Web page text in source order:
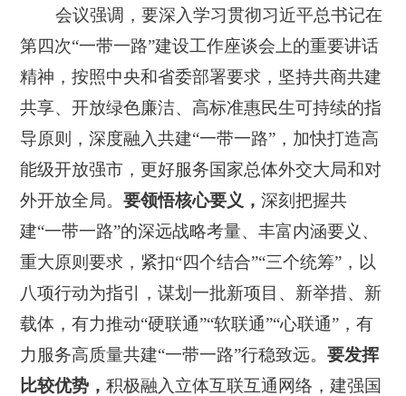
会议强调，要深入学习贯彻习近平总书记在
第四次“一带一路”建设工作座谈会上的重要讲话
精神，按照中央和省委部署要求，坚持共商共建
共享、开放绿色廉洁、高标准惠民生可持续的指
导原则，深度融入共建“一带一路”，加快打造高
能级开放强市，更好服务国家总体外交大局和对
外开放全局。要领悟核心要义 ，深刻把握共
建“一带一路”的深远战略考量、丰富内涵要义、
重大原则要求，紧扣“四个结合”“三个统筹”，以
八项行动为指引，谋划一批新项目、新举措、新
载体，有力推动“硬联通”“软联通”“心联通”，有
力服务高质量共建“一带一路”行稳致远。要发挥
比较优势 ，积极融入立体互联互通网络，建强国